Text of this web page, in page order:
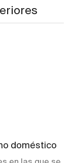
doméstico